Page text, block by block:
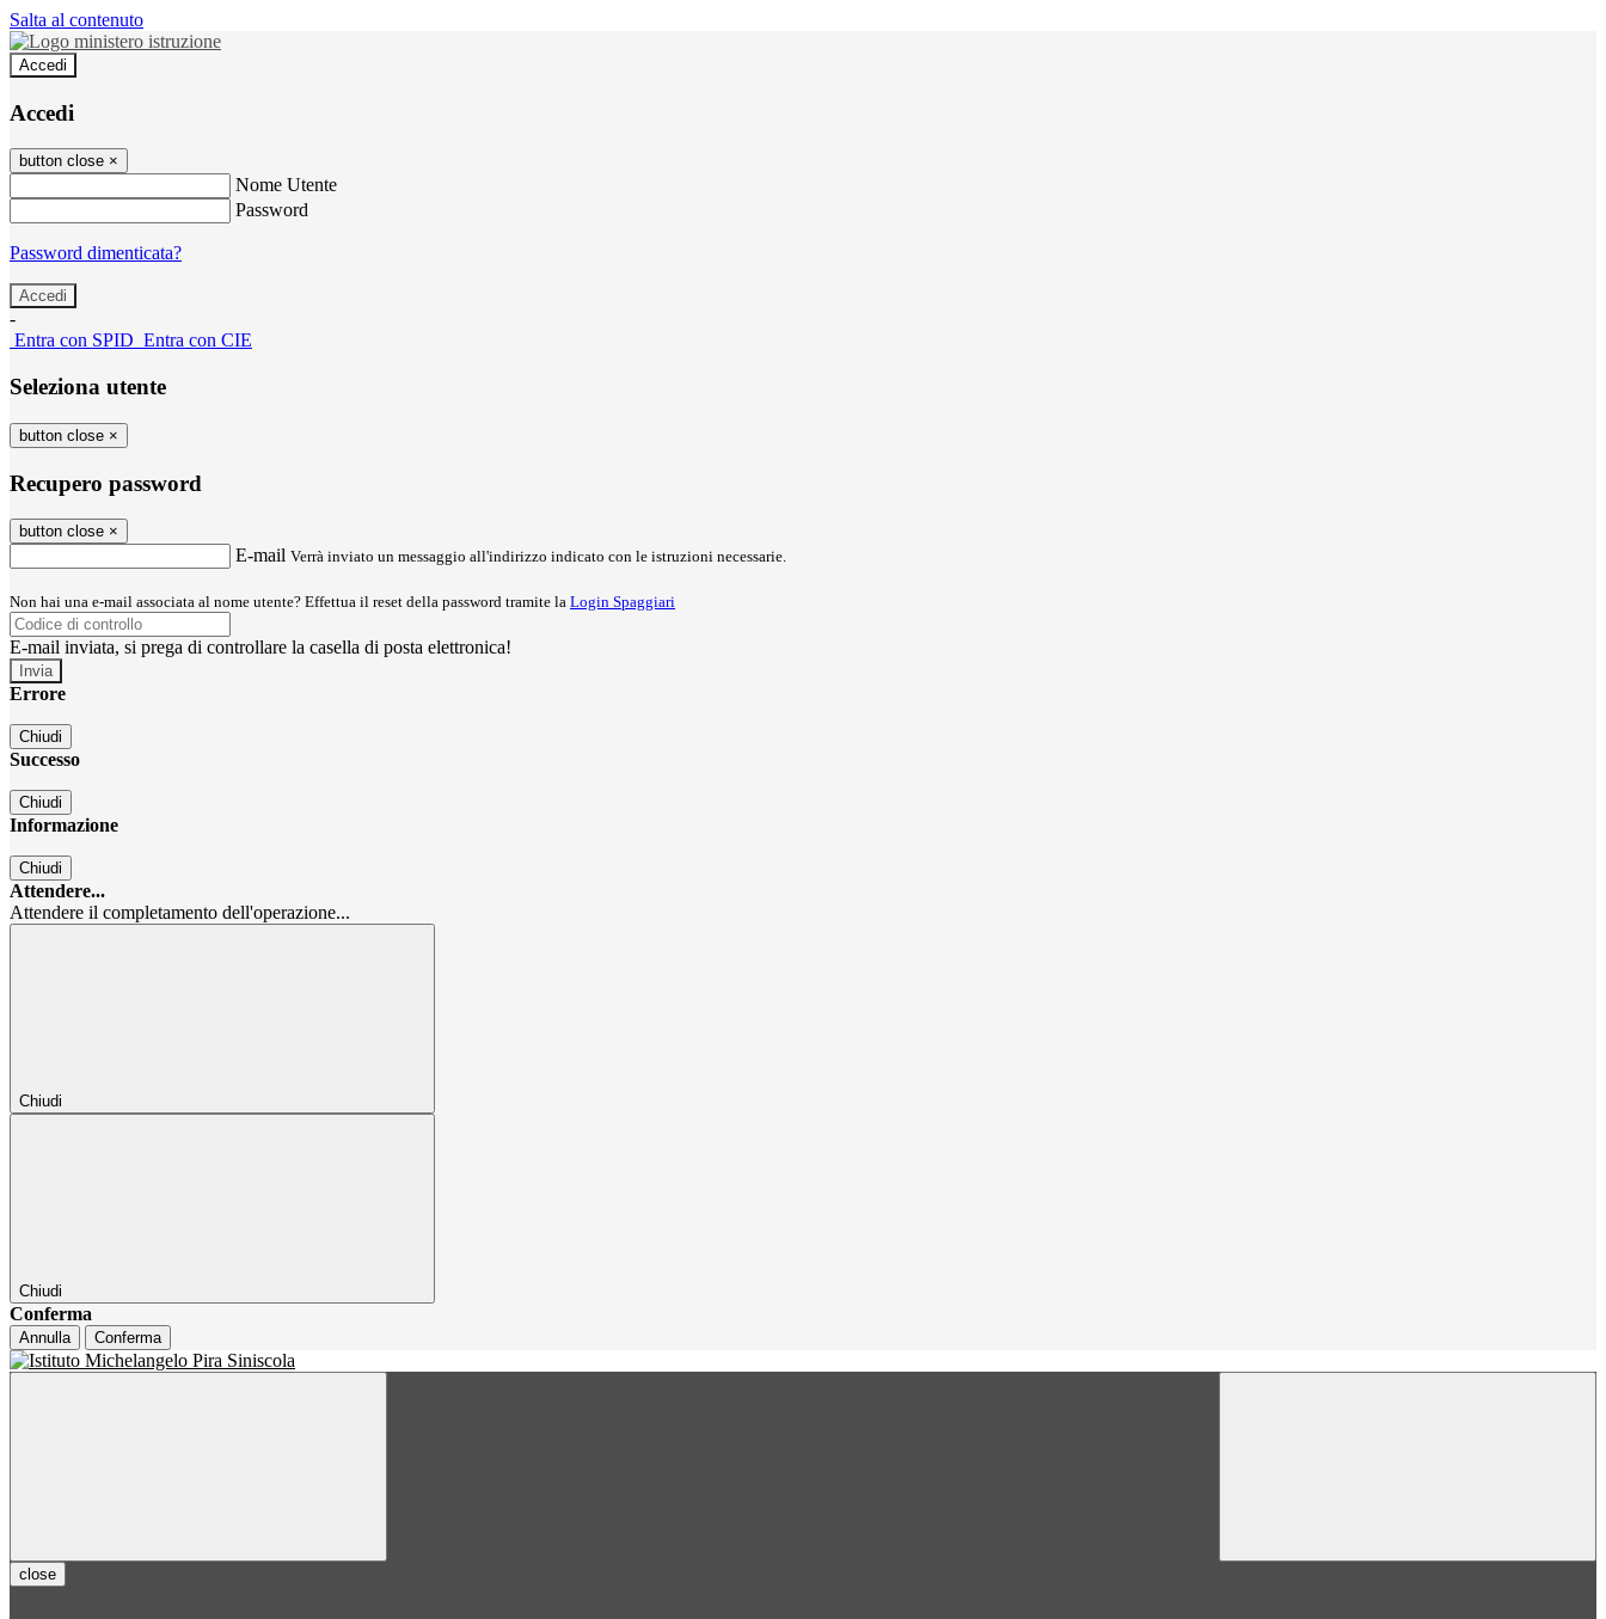
Salta al contenuto
Accedi
Accedi
button close ×
Nome Utente
Password
Password dimenticata?
-
Entra con SPID Entra con CIE
Seleziona utente
button close ×
Recupero password
button close ×
E-mail Verrà inviato un messaggio all'indirizzo indicato con le istruzioni necessarie.
Non hai una e-mail associata al nome utente? Effettua il reset della password tramite la Login Spaggiari
E-mail inviata, si prega di controllare la casella di posta elettronica!
Errore
Chiudi
Successo
Chiudi
Informazione
Chiudi
Attendere...
Attendere il completamento dell'operazione...
Chiudi
Chiudi
Conferma
Annulla Conferma
close